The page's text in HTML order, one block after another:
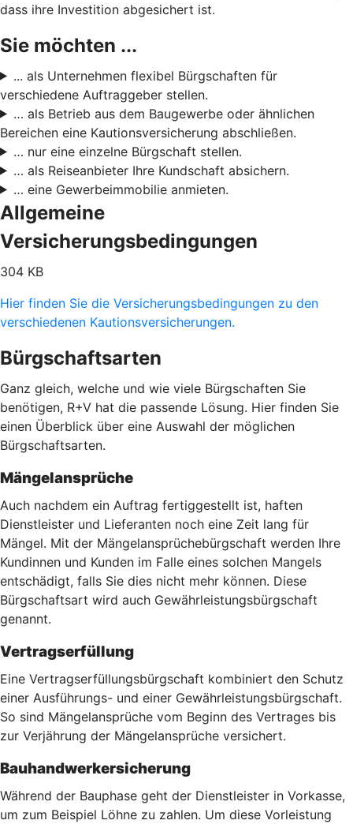
dass ihre Investition abgesichert ist.
Sie möchten ...
... als Unternehmen flexibel Bürgschaften für
verschiedene Auftraggeber stellen.
… als Betrieb aus dem Baugewerbe oder ähnlichen
Bereichen eine Kautionsversicherung abschließen.
… nur eine einzelne Bürgschaft stellen.
… als Reiseanbieter Ihre Kundschaft absichern.
… eine Gewerbeimmobilie anmieten.
Allgemeine
Versicherungsbedingungen
304 KB
Hier finden Sie die Versicherungsbedingungen zu den
verschiedenen Kautionsversicherungen.
Bürgschaftsarten
Ganz gleich, welche und wie viele Bürgschaften Sie
benötigen, R+V hat die passende Lösung. Hier finden Sie
einen Überblick über eine Auswahl der möglichen
Bürgschaftsarten.
Mängelansprüche
Auch nachdem ein Auftrag fertiggestellt ist, haften
Dienstleister und Lieferanten noch eine Zeit lang für
Mängel. Mit der Mängelansprüchebürgschaft werden Ihre
Kundinnen und Kunden im Falle eines solchen Mangels
entschädigt, falls Sie dies nicht mehr können. Diese
Bürgschaftsart wird auch Gewährleistungsbürgschaft
genannt.
Vertragserfüllung
Eine Vertragserfüllungsbürgschaft kombiniert den Schutz
einer Ausführungs- und einer Gewährleistungsbürgschaft.
So sind Mängelansprüche vom Beginn des Vertrages bis
zur Verjährung der Mängelansprüche versichert.
Bauhandwerkersicherung
Während der Bauphase geht der Dienstleister in Vorkasse,
um zum Beispiel Löhne zu zahlen. Um diese Vorleistung